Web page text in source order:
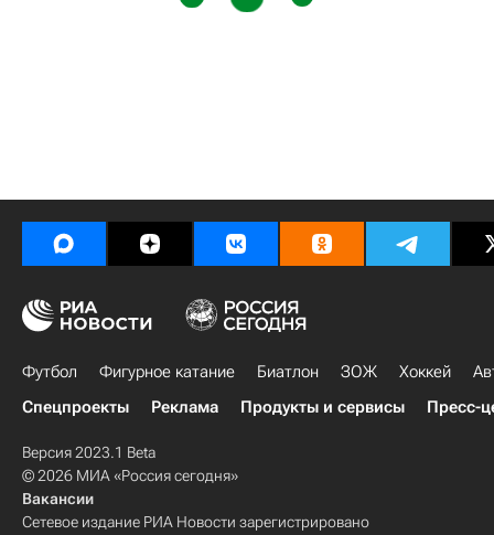
Футбол Фигурное катание Биатлон ЗОЖ Хоккей
Спецпроекты
Реклама Продукты и сервисы Пресс-
Версия 2023.1 Beta
© 2026 МИА «Россия сегодня»
Вакансии
Сетевое издание РИА Новости зарегистрировано